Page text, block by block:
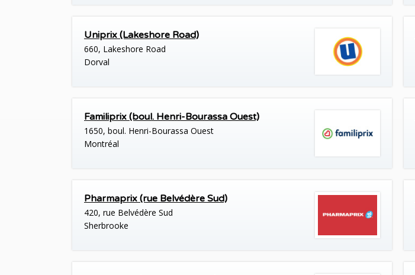
Uniprix (Lakeshore Road)
660, Lakeshore Road
Dorval
Familiprix (boul. Henri-Bourassa Ouest)
1650, boul. Henri-Bourassa Ouest
Montréal
Pharmaprix (rue Belvédère Sud)
420, rue Belvédère Sud
Sherbrooke